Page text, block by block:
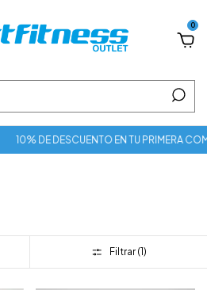
0
10% DE DESCUENTO EN TU PRIMERA
Filtrar (1)